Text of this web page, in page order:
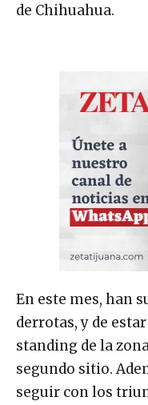
de Chihuahua.
En este mes, han
derrotas, y de
standing de la
segundo sitio.
seguir con los